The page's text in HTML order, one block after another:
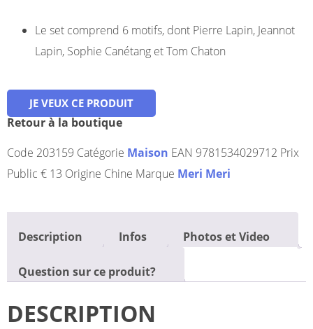
Le set comprend 6 motifs, dont Pierre Lapin, Jeannot
Lapin, Sophie Canétang et Tom Chaton
JE VEUX CE PRODUIT
Retour à la boutique
Code 203159 Catégorie Maison EAN 9781534029712 Prix
Public € 13 Origine Chine Marque Meri Meri
Description Infos Photos et Video
Question sur ce produit?
DESCRIPTION